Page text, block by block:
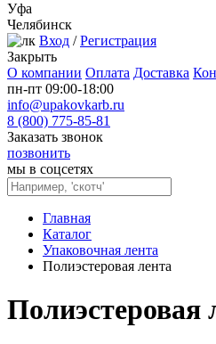
Уфа
Челябинск
Вход / Регистрация
Закрыть
О компании Оплата Доставка
пн-пт 09:00-18:00
info@upakovkarb.ru
8 (800) 775-85-81
Заказать звонок
позвонить
мы в соцсетях
Главная
Каталог
Упаковочная лента
Полиэстеровая лента
Полиэстеровая